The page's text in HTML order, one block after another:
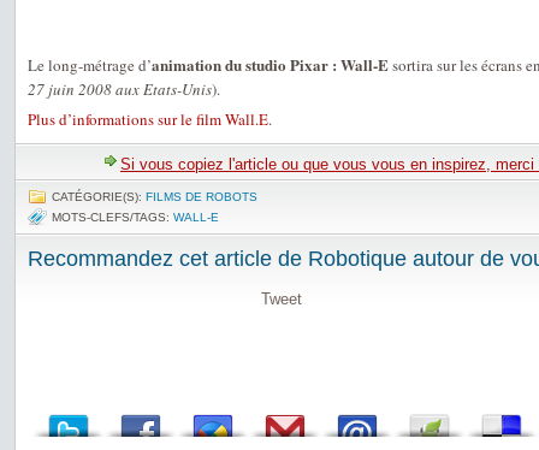
Le long-métrage d’animation du studio Pixar : Wall-Esortira sur les écrans
27 juin 2008 aux Etats-Unis).
Plus d’informations sur le film Wall.E.
Si vous copiez l'article ou que vous vous en inspirez,
CATÉGORIE(S): FILMS DE ROBOTS
MOTS-CLEFS/TAGS: WALL-E
Recommandez cet article de Robotique autour de
Tweet